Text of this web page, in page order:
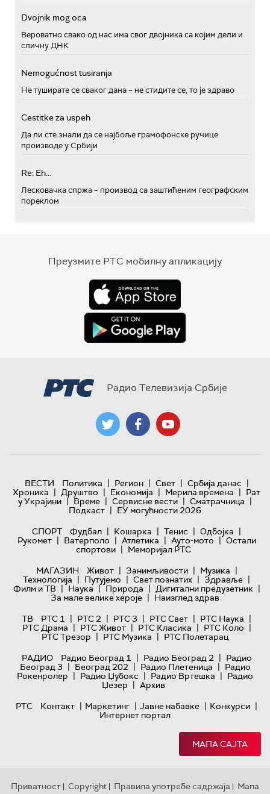
Dvojnik mog oca
Вероватно свако од нас има свог двојника са којим дели и
сличну ДНК
Nemogućnost tusiranja
Не туширате се сваког дана – не стидите се, то је здраво
Cestitke za uspeh
Да ли сте знали да се најбоље грамофонске ручице
производе у Србији
Re: Eh...
Лесковачка спржа – производ са заштићеним географским
пореклом
Преузмите РТС мобилну апликацију
Радио Телевизија Србије
ВЕСТИ Политика | Регион | Свет | Србија данас |
Хроника | Друштво | Економија | Мерила времена | Рат
у Украјини | Време | Сервисне вести | Сматрачница |
Подкаст | ЕУ могућности 2026
СПОРТ
Фудбал | Кошарка | Тенис | Одбојка |
Рукомет | Ватерполо | Атлетика | Ауто-мото | Остали
спортови | Меморијал РТС
МАГАЗИН
Живот | Занимљивости | Музика |
Технологијa | Путујемо | Свет познатих | Здравље |
Филм и ТВ | Наука | Природа | Дигитални предузетник |
За мале велике хероје | Наизглед здрав
ТВ
РТС 1 | РТС 2 | РТС 3 | РТС Свет | РТС Наука |
РТС Драма | РТС Живот | РТС Класика | РТС Коло |
РТС Трезор | РТС Музика | РТС Полетарац
РАДИО
Радио Београд 1 | Радио Београд 2 | Радио
Београд 3 | Београд 202 | Радио Плетеница | Радио
Рокенролер | Радио Џубокс | Радио Вртешка | Радио
Џезер | Архив
РТС
Контакт | Маркетинг | Јавне набавке | Конкурси |
Интернет портал
МАПА САЈТА
Приватност | Copyright | Правила употребе садржаја | Мапа